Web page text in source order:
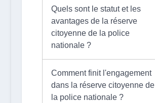
Quels sont le statut et les
avantages de la réserve
citoyenne de la police
nationale ?
Comment finit l'engagement
dans la réserve citoyenne de
la police nationale ?